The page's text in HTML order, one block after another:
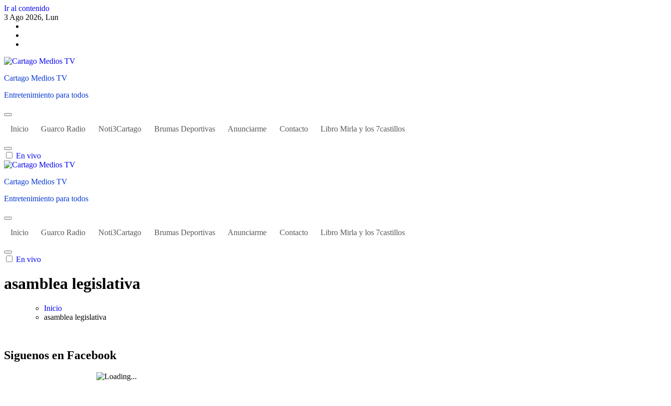
Ir al contenido
3 Ago 2026, Lun
Cartago Medios TV
Entretenimiento para todos
Inicio Guarco Radio Noti3Cartago Brumas Deportivas Anunciarme Contacto Libro Mirla y los 7castillos
En vivo
Cartago Medios TV
Entretenimiento para todos
Inicio Guarco Radio Noti3Cartago Brumas Deportivas Anunciarme Contacto Libro Mirla y los 7castillos
En vivo
asamblea legislativa
Inicio
asamblea legislativa
Siguenos en Facebook